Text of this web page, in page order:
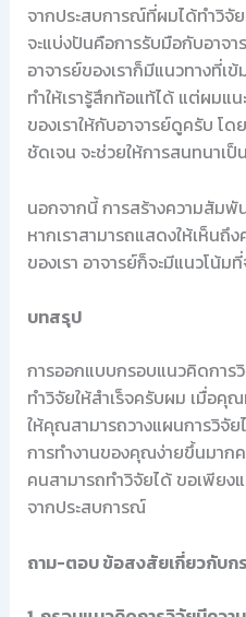
จากประสบการณ์ที่ผมได้ทำวิจั
จะแบ่งปันคือการรับมือกับอาจ
อาจารย์ของเราก็มีแนวทางที่เ
ทำให้เรารู้สึกท้อแท้ได้ แต่ผมแน
ของเราให้กับอาจารย์ดูครับ โ
ชัดเจน จะช่วยให้การสนทนาเ
นอกจากนี้ การสร้างความสัม
หากเราสามารถแสดงให้เห็นถึ
ของเรา อาจารย์ก็จะมีแนวโน้ม
บทสรุป
การออกแบบกรอบแนวคิดการ
ทำวิจัยให้สำเร็จครับผม เมื่อ
ให้คุณสามารถวางแผนการวิจัย
การทำงานของคุณง่ายขึ้นมาก
คนสามารถทำวิจัยได้ ขอเพีย
จากประสบการณ์
ถาม-ตอบ ข้อสงสัยเกี่ยวกับก